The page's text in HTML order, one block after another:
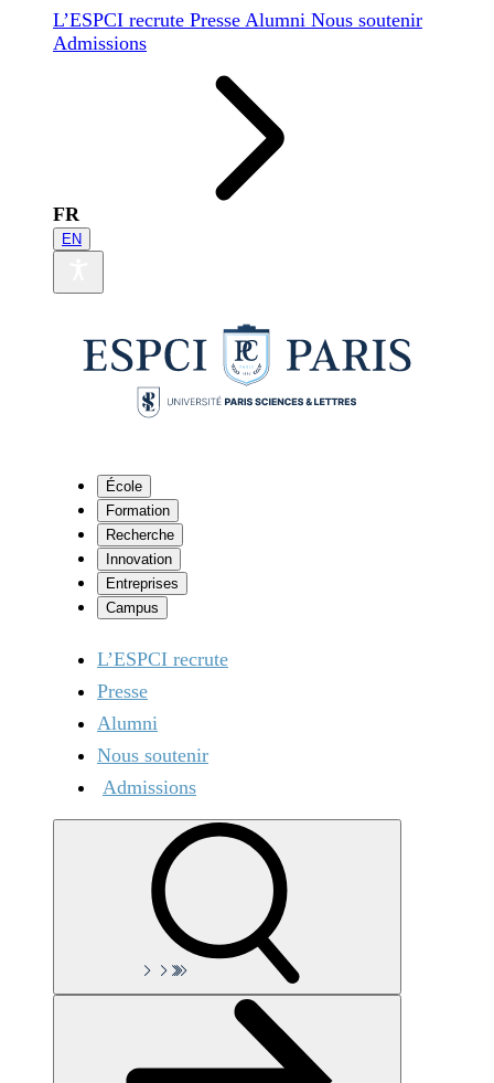
L’ESPCI recrute Presse Alumni Nous soutenir
Admissions
FR
EN
École
Formation
Recherche
Innovation
Entreprises
Campus
L’ESPCI recrute
Presse
Alumni
Nous soutenir
Admissions